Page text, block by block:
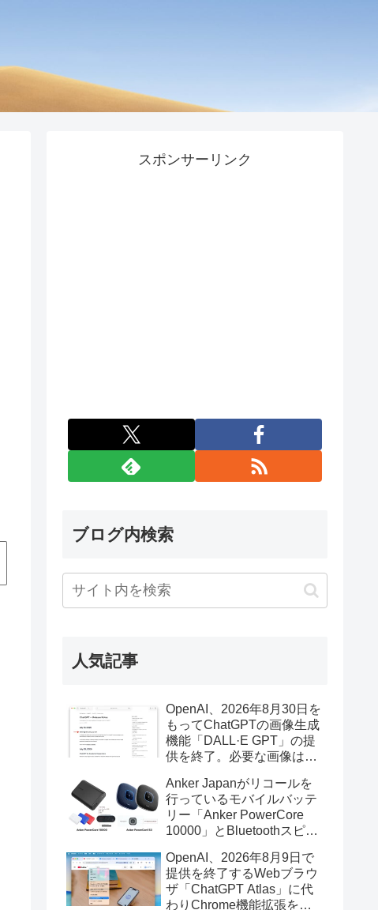
スポンサーリンク
ブログ内検索
人気記事
OpenAI、2026年8月30日を
もってChatGPTの画像生成
機能「DALL·E GPT」の提
供を終了。必要な画像は期
Anker Japanがリコールを
行っているモバイルバッテ
リー「Anker PowerCore
10000」とBluetoothスピー
辺を焼損する火災が6月に3
件発生していたそうなので
注意を。
OpenAI、2026年8月9日で
提供を終了するWebブラウ
ザ「ChatGPT Atlas」に代
わりChrome機能拡張をア